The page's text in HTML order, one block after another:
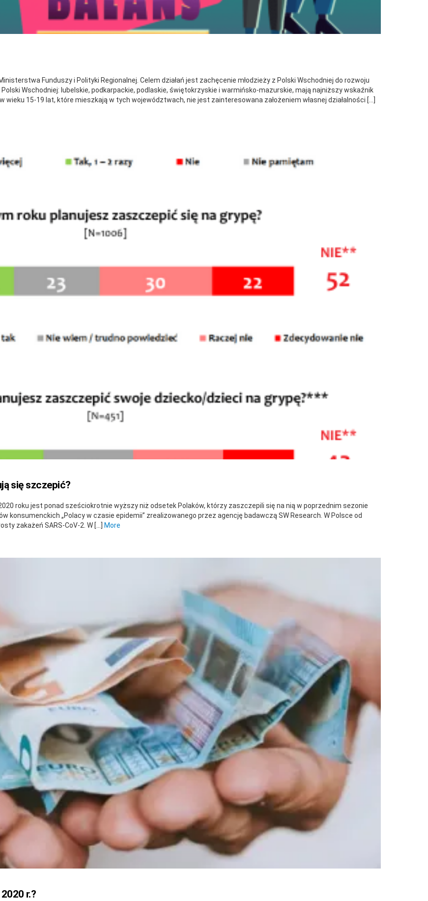
Funduszy i Polityki Regionalnej. Celem działań jest zachęcenie młodzieży z Polski Wschodniej do rozwoju
Wschodniej: lubelskie, podkarpackie, podlaskie, świętokrzyskie i warmińsko-mazurskie, mają najniższy wskaźnik
15-19 lat, które mieszkają w tych województwach, nie jest zainteresowana założeniem własnej działalności […]
się szczepić?
roku jest ponad sześciokrotnie wyższy niż odsetek Polaków, którzy zaszczepili się na nią w poprzednim sezonie
konsumenckich „Polacy w czasie epidemii” zrealizowanego przez agencję badawczą SW Research. W Polsce od
zakażeń SARS-CoV-2. W […]
More
r.?